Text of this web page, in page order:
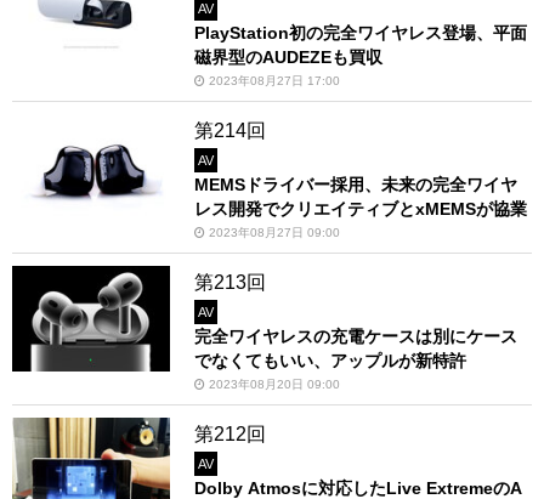
AV
PlayStation初の完全ワイヤレス登場、平面
磁界型のAUDEZEも買収
2023年08月27日 17:00
第214回
AV
MEMSドライバー採用、未来の完全ワイヤ
レス開発でクリエイティブとxMEMSが協業
2023年08月27日 09:00
第213回
AV
完全ワイヤレスの充電ケースは別にケース
でなくてもいい、アップルが新特許
2023年08月20日 09:00
第212回
AV
Dolby Atmosに対応したLive ExtremeのA